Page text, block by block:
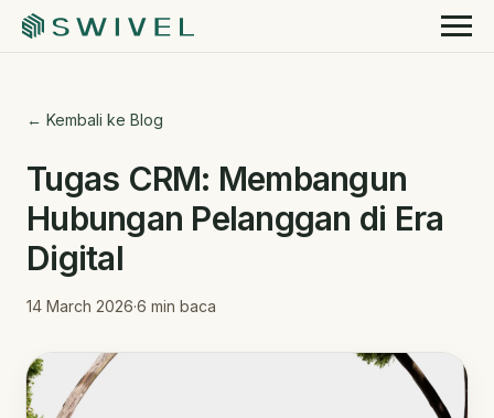
← Kembali ke Blog
Tugas CRM: Membangun
Hubungan Pelanggan di Era
Digital
14 March 2026·6 min baca